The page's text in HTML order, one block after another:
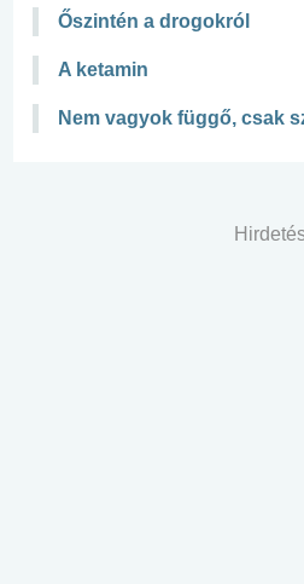
Őszintén a drogokról
A ketamin
Nem vagyok függő, csak